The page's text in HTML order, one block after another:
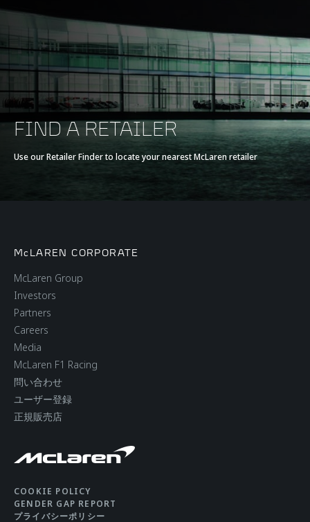
FIND A RETAILER
Use our Retailer Finder to locate your nearest McLaren retailer
McLAREN CORPORATE
McLaren Group
Investors
Partners
Careers
Media
McLaren F1 Racing
問い合わせ
ユーザー登録
正規販売店
COOKIE POLICY
GENDER GAP REPORT
プライバシーポリシー